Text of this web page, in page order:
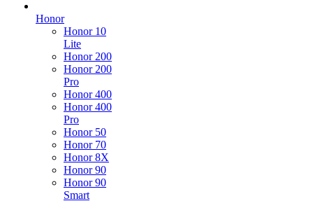
Honor
Honor 10
Lite
Honor 200
Honor 200
Pro
Honor 400
Honor 400
Pro
Honor 50
Honor 70
Honor 8X
Honor 90
Honor 90
Smart